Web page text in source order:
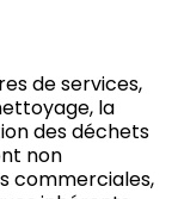
de services,
la
des déchets
non
commerciales,